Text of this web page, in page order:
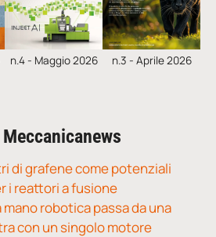
n.4 - Maggio 2026 n.3 - Aprile 2026
di grafene come potenziali
i reattori a fusione
mano robotica passa da una
con un singolo motore